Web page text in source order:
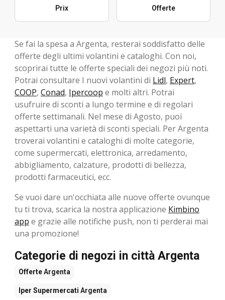
Prix Offerte
Se fai la spesa a Argenta, resterai soddisfatto delle
offerte degli ultimi volantini e cataloghi. Con noi,
scoprirai tutte le offerte speciali dei negozi più noti.
Potrai consultare I nuovi volantini di Lidl, Expert,
COOP, Conad, Ipercoop e molti altri. Potrai
usufruire di sconti a lungo termine e di regolari
offerte settimanali. Nel mese di Agosto, ​​puoi
aspettarti una varietà di sconti speciali. Per Argenta
troverai volantini e cataloghi di molte categorie,
come supermercati, elettronica, arredamento,
abbigliamento, calzature, prodotti di bellezza,
prodotti farmaceutici, ecc.
Se vuoi dare un'occhiata alle nuove offerte ovunque
tu ti trova, scarica la nostra applicazione Kimbino
app e grazie alle notifiche push, non ti perderai mai
una promozione!
Categorie di negozi in città Argenta
OfferteArgenta
Iper Supermercati Argenta